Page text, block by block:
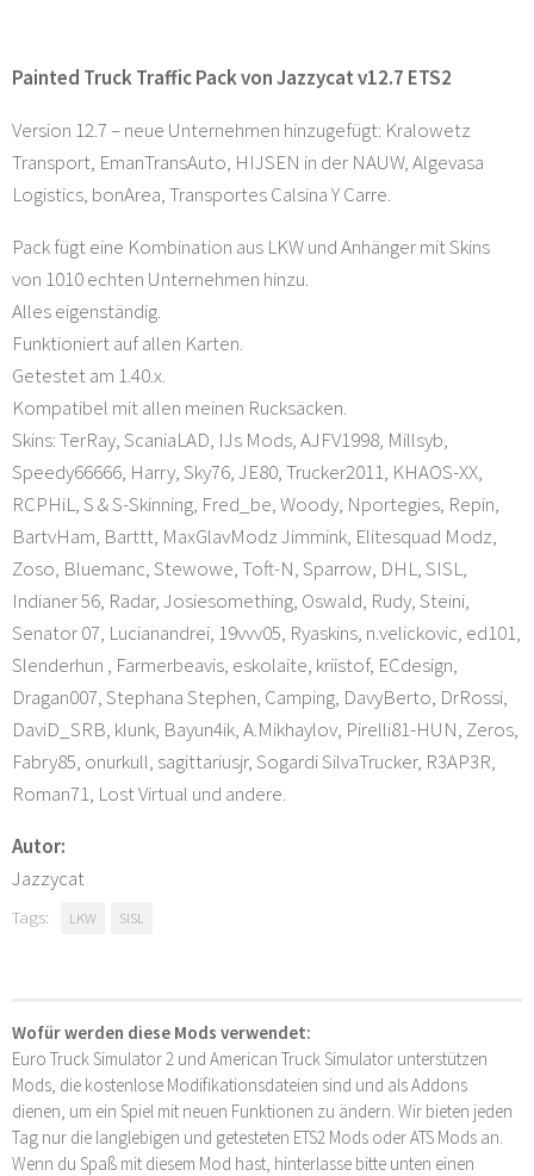
Painted Truck Traffic Pack von Jazzycat v12.7 ETS2
Version 12.7 – neue Unternehmen hinzugefügt: Kralowetz
Transport, EmanTransAuto, HIJSEN in der NAUW, Algevasa
Logistics, bonArea, Transportes Calsina Y Carre.
Pack fügt eine Kombination aus LKW und Anhänger mit Skins
von 1010 echten Unternehmen hinzu.
Alles eigenständig.
Funktioniert auf allen Karten.
Getestet am 1.40.x.
Kompatibel mit allen meinen Rucksäcken.
Skins: TerRay, ScaniaLAD, IJs Mods, AJFV1998, Millsyb,
Speedy66666, Harry, Sky76, JE80, Trucker2011, KHAOS-XX,
RCPHiL, S & S-Skinning, Fred_be, Woody, Nportegies, Repin,
BartvHam, Barttt, MaxGlavModz Jimmink, Elitesquad Modz,
Zoso, Bluemanc, Stewowe, Toft-N, Sparrow, DHL, SISL,
Indianer 56, Radar, Josiesomething, Oswald, Rudy, Steini,
Senator 07, Lucianandrei, 19vvv05, Ryaskins, n.velickovic, ed101,
Slenderhun , Farmerbeavis, eskolaite, kriistof, ECdesign,
Dragan007, Stephana Stephen, Camping, DavyBerto, DrRossi,
DaviD_SRB, klunk, Bayun4ik, A.Mikhaylov, Pirelli81-HUN, Zeros,
Fabry85, onurkull, sagittariusjr, Sogardi SilvaTrucker, R3AP3R,
Roman71, Lost Virtual und andere.
Autor:
Jazzycat
Tags: LKW SISL
Wofür werden diese Mods verwendet:
Euro Truck Simulator 2 und American Truck Simulator unterstützen
Mods, die kostenlose Modifikationsdateien sind und als Addons
dienen, um ein Spiel mit neuen Funktionen zu ändern. Wir bieten jeden
Tag nur die langlebigen und getesteten ETS2 Mods oder ATS Mods an.
Wenn du Spaß mit diesem Mod hast, hinterlasse bitte unten einen